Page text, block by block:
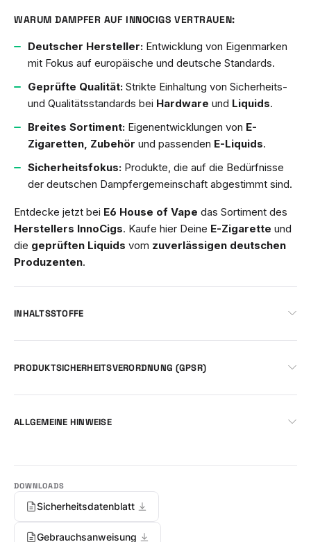
WARUM DAMPFER AUF INNOCIGS VERTRAUEN:
Deutscher Hersteller: Entwicklung von Eigenmarken
mit Fokus auf europäische und deutsche Standards.
Geprüfte Qualität: Strikte Einhaltung von Sicherheits-
und Qualitätsstandards bei Hardware und Liquids.
Breites Sortiment: Eigenentwicklungen von E-
Zigaretten, Zubehör und passenden E-Liquids.
Sicherheitsfokus: Produkte, die auf die Bedürfnisse
der deutschen Dampfergemeinschaft abgestimmt sind.
Entdecke jetzt bei E6 House of Vape das Sortiment des
Herstellers InnoCigs. Kaufe hier Deine E-Zigarette und
die geprüften Liquids vom zuverlässigen deutschen
Produzenten.
INHALTSSTOFFE
PRODUKTSICHERHEITSVERORDNUNG (GPSR)
ALLGEMEINE HINWEISE
Sicherheitsdatenblatt
Gebrauchsanweisung